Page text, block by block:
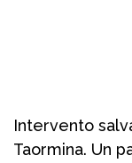
Intervento
Taormina. Un